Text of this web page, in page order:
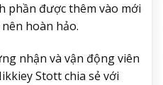
phần được thêm vào mới
hoàn hảo.
nhận và vận động viên
Stott chia sẻ với